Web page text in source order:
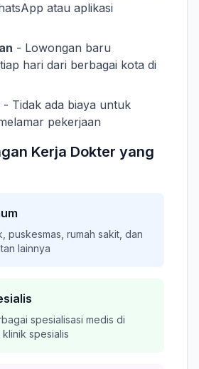
atau aplikasi
- Lowongan baru
hari dari berbagai kota di
- Tidak ada biaya untuk
pekerjaan
Kerja Dokter yang
puskesmas, rumah sakit, dan
lainnya
spesialisasi medis di
spesialis